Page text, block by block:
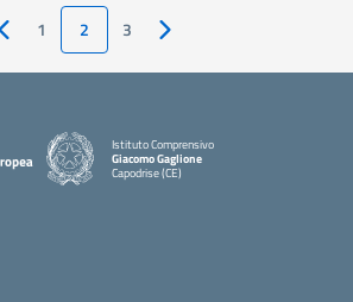
Pagina precedente
1 2 3 Pagina successiva
Istituto Comprensivo
Giacomo Gaglione
Capodrise (CE)
— Visita la pagina iniziale della scuola